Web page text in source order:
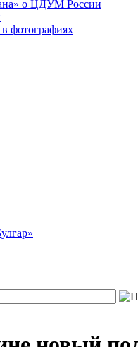
о ЦДУМ России
фотографиях